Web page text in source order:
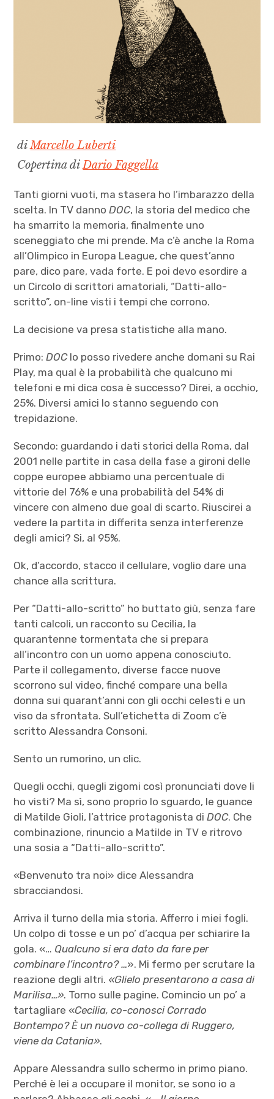
diMarcello Luberti
Copertina diDario Faggella
Tanti giorni vuoti, ma stasera ho l’imbarazzo della
scelta. In TV dannoDOC, la storia del medico che
ha smarrito la memoria, finalmente uno
sceneggiato che mi prende. Ma c’è anche la Roma
all’Olimpico in Europa League, che quest’anno
pare, dico pare, vada forte. E poi devo esordire a
un Circolo di scrittori amatoriali, “Datti-allo-
scritto”, on-line visti i tempi che corrono.
La decisione va presa statistiche alla mano.
Primo:DOC lo posso rivedere anche domani su Rai
Play, ma qual è la probabilità che qualcuno mi
telefoni e mi dica cosa è successo? Direi, a occhio,
25%. Diversi amici lo stanno seguendo con
trepidazione.
Secondo: guardando i dati storici della Roma, dal
2001 nelle partite in casa della fase a gironi delle
coppe europee abbiamo una percentuale di
vittorie del 76% e una probabilità del 54% di
vincere con almeno due goal di scarto. Riuscirei a
vedere la partita in differita senza interferenze
degli amici? Si, al 95%.
Ok, d’accordo, stacco il cellulare, voglio dare una
chance alla scrittura.
Per “Datti-allo-scritto” ho buttato giù, senza fare
tanti calcoli, un racconto su Cecilia, la
quarantenne tormentata che si prepara
all’incontro con un uomo appena conosciuto.
Parte il collegamento, diverse facce nuove
scorrono sul video, finché compare una bella
donna sui quarant’anni con gli occhi celesti e un
viso da sfrontata. Sull’etichetta di Zoom c’è
scritto Alessandra Consoni.
Sento un rumorino, un clic.
Quegli occhi, quegli zigomi così pronunciati dove li
ho visti? Ma sì, sono proprio lo sguardo, le guance
di Matilde Gioli, l’attrice protagonista diDOC. Che
combinazione, rinuncio a Matilde in TV e ritrovo
una sosia a “Datti-allo-scritto”.
«Benvenuto tra noi» dice Alessandra
sbracciandosi.
Arriva il turno della mia storia. Afferro i miei fogli.
Un colpo di tosse e un po’ d’acqua per schiarire la
gola. «… Qualcuno si era dato da fare per
combinare l’incontro? …». Mi fermo per scrutare la
reazione degli altri. «Glielo presentarono a casa di
Marilisa…». Torno sulle pagine. Comincio un po’ a
tartagliare «Cecilia, co-conosci Corrado
Bontempo? È un nuovo co-collega di Ruggero,
viene da Catania».
Appare Alessandra sullo schermo in primo piano.
Perché è lei a occupare il monitor, se sono io a